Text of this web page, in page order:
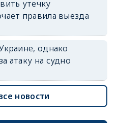
утечку
правила выезда
однако
атаку на судно
новости